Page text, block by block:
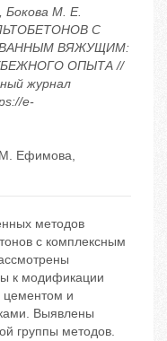
М. Е.
С
ВЯЖУЩИМ:
ОПЫТА //
журнал
e-
Ефимова,
методов
с комплексным
к модификации
цементом и
Выявлены
группы методов.